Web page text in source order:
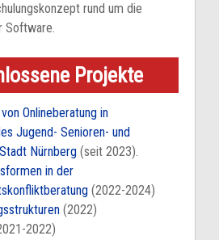
rund um die
Software.
Projekte
Onlineberatung in
Jugend- Senioren- und
Stadt Nürnberg(seit 2023).
in der
(2022-2024)
(2022)
2022)